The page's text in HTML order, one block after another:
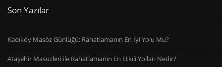
Son Yazılar
Kadıköy Masöz Günlüğü: Rahatlamanın En İyi Yolu Mu?
Ataşehir Masözleri ile Rahatlamanın En Etkili Yolları Nedir?